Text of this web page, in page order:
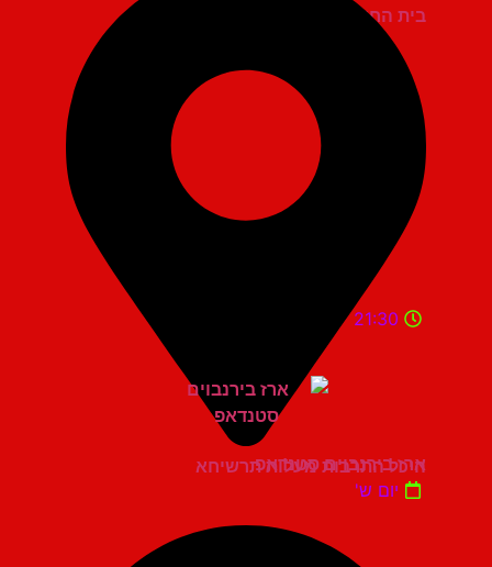
בית החייל תל אביב
היכל התרבות מעלות תרשיחא
21:30
ארז בירנבוים סטנדאפ
יום ש'